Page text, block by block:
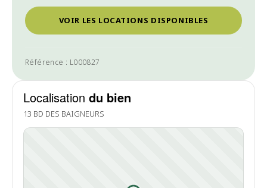
VOIR LES LOCATIONS DISPONIBLES
Référence : L000827
Localisation du bien
13 BD DES BAIGNEURS